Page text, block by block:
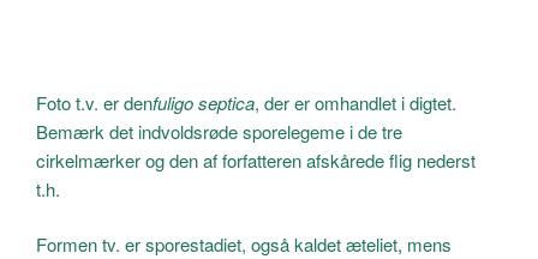
Foto t.v. er denfuligo septica, der er omhandlet i digtet.
Bemærk det indvoldsrøde sporelegeme i de tre
cirkelmærker og den af forfatteren afskårede flig nederst
t.h.
Formen tv. er sporestadiet, også kaldet æteliet, mens